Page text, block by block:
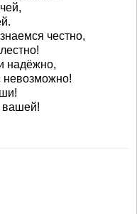
честно,
надёжно,
невозможно!
вашей!